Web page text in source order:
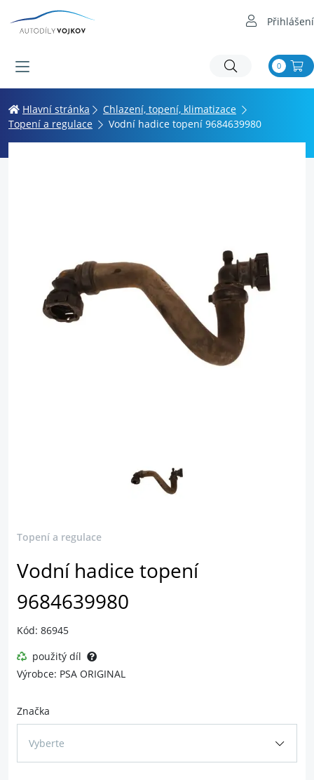
Přihlášení
0
Hlavní stránka
Chlazení, topení, klimatizace
Topení a regulace
Vodní hadice topení 9684639980
Topení a regulace
Vodní hadice topení
9684639980
Kód: 86945
použitý díl
Výrobce: PSA ORIGINAL
Značka
Vyberte